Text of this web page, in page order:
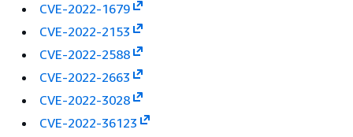
CVE-2022-1679
CVE-2022-2153
CVE-2022-2588
CVE-2022-2663
CVE-2022-3028
CVE-2022-36123